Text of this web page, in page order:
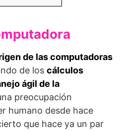
de las computadoras
de los cálculos
ágil de la
preocupación
humano desde hace
que hace ya un par